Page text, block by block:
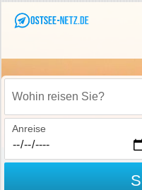
Wohin reisen Sie?
Anreise